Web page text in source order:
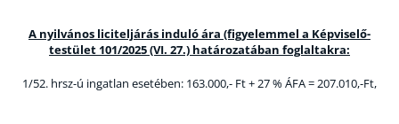
A nyilvános liciteljárás induló ára (figyelemmel a Képviselő-
testület 101/2025 (VI. 27.) határozatában foglaltakra:
1/52. hrsz-ú ingatlan esetében: 163.000,- Ft + 27 % ÁFA = 207.010,-Ft,